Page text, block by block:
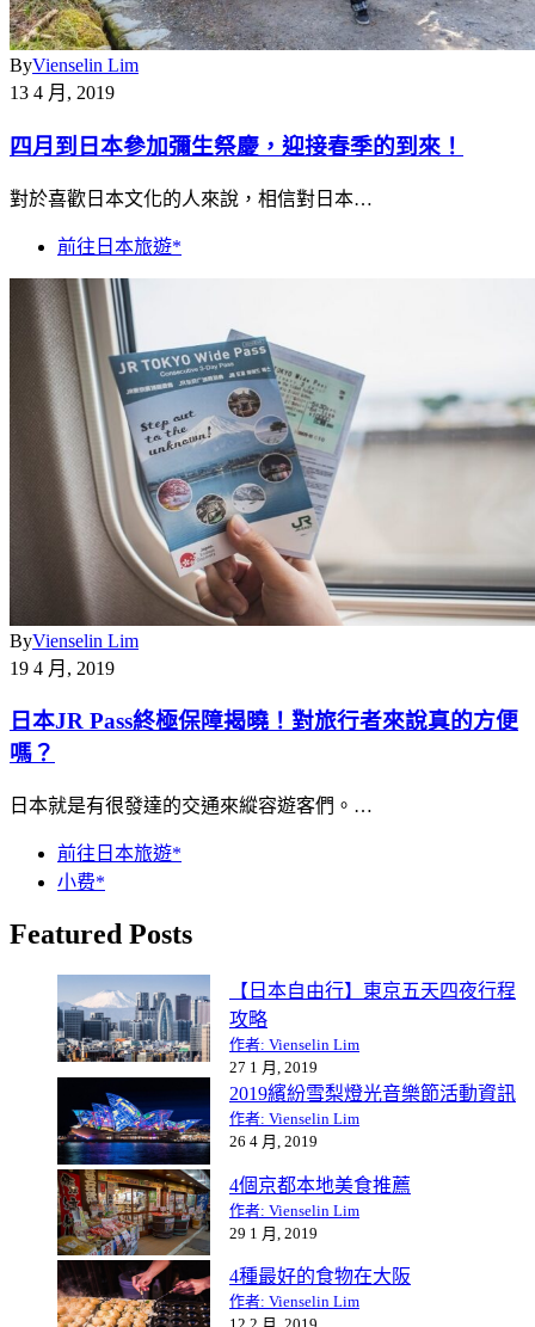
ByVienselin Lim
13 4 月, 2019
四月到日本參加彌生祭慶，迎接春季的到來！
對於喜歡日本文化的人來說，相信對日本…
前往日本旅遊*
ByVienselin Lim
19 4 月, 2019
日本JR Pass終極保障揭曉！對旅行者來說真的方便
嗎？
日本就是有很發達的交通來縱容遊客們。…
前往日本旅遊*
小费*
Featured Posts
【日本自由行】東京五天四夜行程
攻略
作者: Vienselin Lim
27 1 月, 2019
2019繽紛雪梨燈光音樂節活動資訊
作者: Vienselin Lim
26 4 月, 2019
4個京都本地美食推薦
作者: Vienselin Lim
29 1 月, 2019
4種最好的食物在大阪
作者: Vienselin Lim